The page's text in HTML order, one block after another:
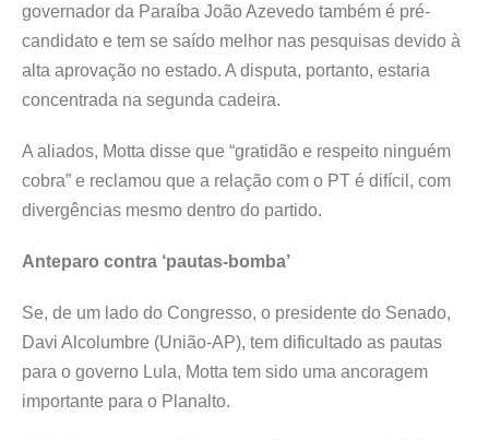
governador da Paraíba João Azevedo também é pré-
candidato e tem se saído melhor nas pesquisas devido à
alta aprovação no estado. A disputa, portanto, estaria
concentrada na segunda cadeira.
A aliados, Motta disse que “gratidão e respeito ninguém
cobra” e reclamou que a relação com o PT é difícil, com
divergências mesmo dentro do partido.
Anteparo contra ‘pautas-bomba’
Se, de um lado do Congresso, o presidente do Senado,
Davi Alcolumbre (União-AP), tem dificultado as pautas
para o governo Lula, Motta tem sido uma ancoragem
importante para o Planalto.